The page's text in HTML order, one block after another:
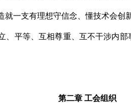
一支有理想守信念、懂技术会创
、平等、互相尊重、互不干涉内
第二章 工会组织